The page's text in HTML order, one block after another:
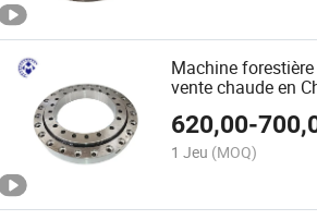
Machine
vente chaude en
620,00-
1 Jeu (MOQ)